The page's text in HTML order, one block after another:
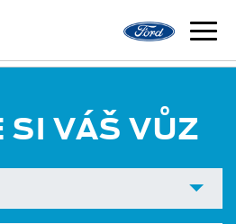
SI VÁŠ VŮZ